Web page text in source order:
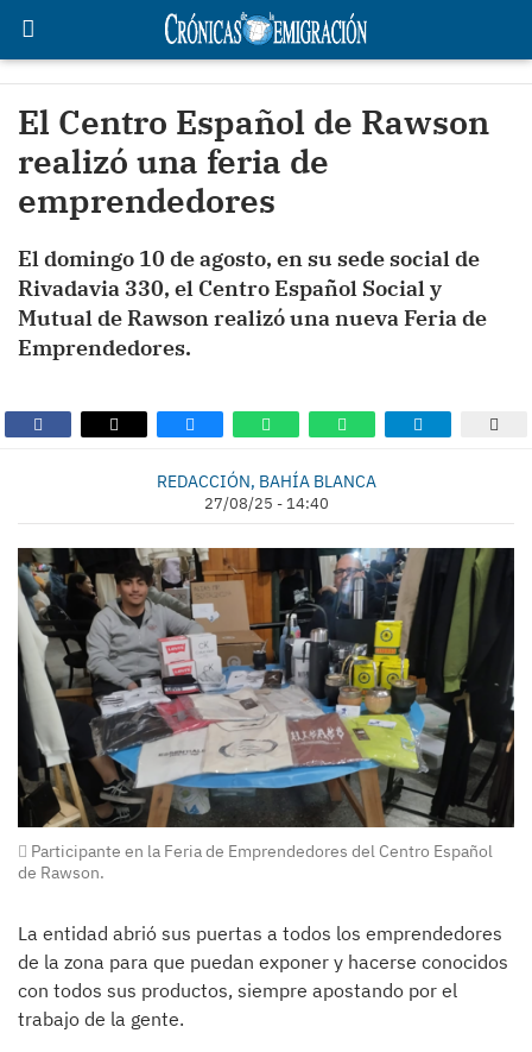
El Centro Español de Rawson
realizó una feria de
emprendedores
El domingo 10 de agosto, en su sede social de
Rivadavia 330, el Centro Español Social y
Mutual de Rawson realizó una nueva Feria de
Emprendedores.
REDACCIÓN, BAHÍA BLANCA
27/08/25 - 14:40
Participante en la Feria de Emprendedores del Centro Español
de Rawson.
La entidad abrió sus puertas a todos los emprendedores
de la zona para que puedan exponer y hacerse conocidos
con todos sus productos, siempre apostando por el
trabajo de la gente.